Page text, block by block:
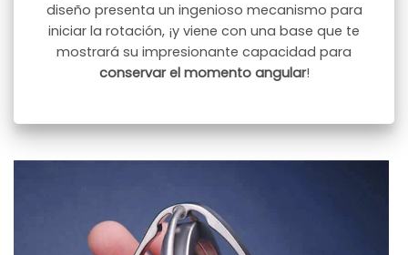
diseño presenta un ingenioso mecanismo para
iniciar la rotación, ¡y viene con una base que te
mostrará su impresionante capacidad para
conservar el momento angular!